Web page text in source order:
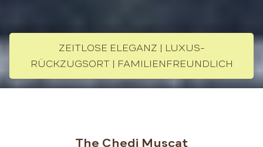
ZEITLOSE ELEGANZ | LUXUS-
RÜCKZUGSORT | FAMILIENFREUNDLICH
The Chedi Muscat